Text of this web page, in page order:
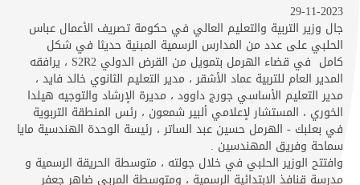
29-11-2023
جال وزير التربية والتعليم العالي في حكومة تصريف الأعمال عباس
الحلبي على عدد من المدارس الرسمية المبنية حديثا في شكل
كامل في قضاء الهرمل بتمويل من القرض الدولي S2R2 ، يرافقه
المدير العام للتربية عماد الأشقر ، مدير التعليم الثانوي خالد فايد ،
مدير التعليم الأساسي جورج داوود ، مديرة الإرشاد والتوجيه هيلدا
الخوري ، المستشار لإعلامي ألبير شمعون ، رئس المنطقة التربوية
في بعلبك - الهرمل حسين عبد الساتر ، رئيسة الوحدة الهندسية مايا
سماحة وفريق المهندسين .
وافتتح الوزير الحلبي في خلال جولته ، متوسطة الحريقة الرسمية و
مدرسة قنافذ الإبتدائية الرسمية ، ومتوسطة المربي ضاهر جعفر